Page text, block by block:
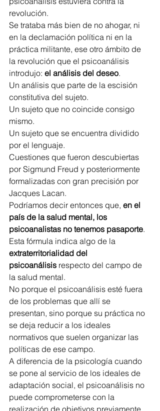
revolución.
Se trataba más bien de no ahogar, ni
en la declamación política ni en la
práctica militante, ese otro ámbito de
la revolución que el psicoanálisis
introdujo: el análisis del deseo.
Un análisis que parte de la escisión
constitutiva del sujeto.
Un sujeto que no coincide consigo
mismo.
Un sujeto que se encuentra dividido
por el lenguaje.
Cuestiones que fueron descubiertas
por Sigmund Freud y posteriormente
formalizadas con gran precisión por
Jacques Lacan.
Podríamos decir entonces que, en el
país de la salud mental, los
psicoanalistas no tenemos pasaporte.
Esta fórmula indica algo de la
extraterritorialidad del
psicoanálisis respecto del campo de
la salud mental.
No porque el psicoanálisis esté fuera
de los problemas que allí se
presentan, sino porque su práctica no
se deja reducir a los ideales
normativos que suelen organizar las
políticas de ese campo.
A diferencia de la psicología cuando
se pone al servicio de los ideales de
adaptación social, el psicoanálisis no
puede comprometerse con la
realización de objetivos previamente